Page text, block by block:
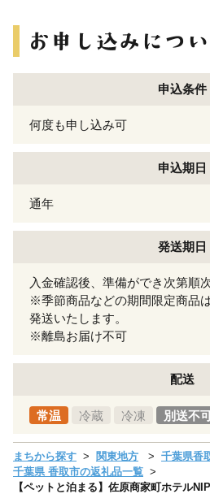
申込条件
何度も申し込み可
申込期日
通年
発送期日
入金確認後、準備ができ次第順
※季節商品などの期間限定商品
発送いたします。
※離島お届け不可
配送
常温 冷蔵 冷凍 別送不
まちから探す 関東地方
千葉県香
千葉県 香取市の返礼品一覧
【ペットと泊まる】佐原商家町ホテル